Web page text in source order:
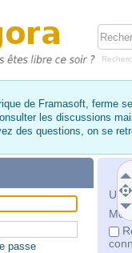
de Framasoft, ferme
les discussions
des questions, on se
Mot
passe